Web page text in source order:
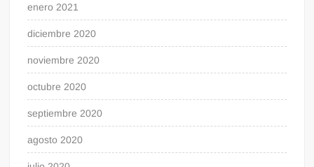
enero 2021
diciembre 2020
noviembre 2020
octubre 2020
septiembre 2020
agosto 2020